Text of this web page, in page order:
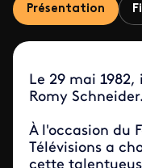
Présentation
Le 29 mai
Romy Schneider.
À l'occasion du
Télévisions a